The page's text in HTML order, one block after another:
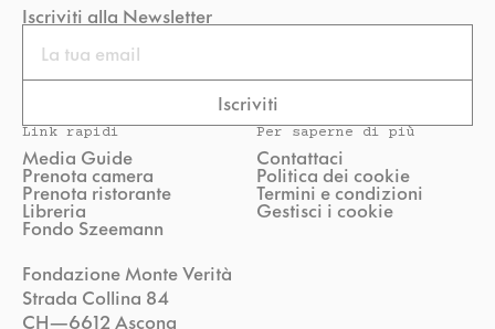
Iscriviti alla Newsletter
Email
Iscriviti
Link rapidi
Media Guide
Prenota camera
Prenota ristorante
Libreria
Fondo Szeemann
Per saperne di più
Contattaci
Politica dei cookie
Termini e condizioni
Gestisci i cookie
Fondazione Monte Verità
Strada Collina 84
CH—6612 Ascona